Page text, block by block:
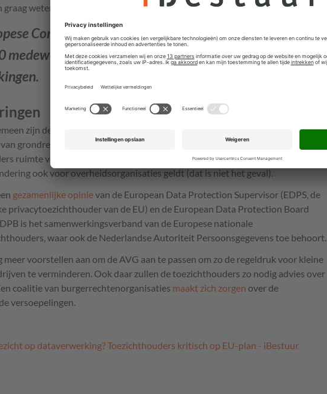
weten waarom dat getal is aangepast.
Commissie wil de grens oprekken naar organisaties
medewerkers, met een uitzondering voor hoog risico-
zijn de Europese privacytoezichthouders voor de versoepeling, zolang de
grondrechten van mensen maar niet in gevaar komt. Wel zien de
ruimte voor enkele verbeteringen. Zo blijkt nu niet duidelijk uit de tekst of de
ook voor overheidsorganisaties geldt (dat is niet het geval).
gezamenlijke opinievan de European Data Protection Supervisor (EDPS, de
privacytoezichthouder van de EU) en de European Data Protection Board
is het samenwerkingsverband van de Europese nationale
waar ook de Nederlandse Autoriteit Persoonsgegevens toe behoort.
meer voorstellen aan om de AVG aan te passen om zo de regeldruk voor kleine
te verminderen. Ook daar zullen de toezichthouders zo nodig advies over
coalitie van burgerrechtenorganisaties maakt zich zorgen over de
versoepelingen.
op dataverwerking? Toezichthouders kritisch op EU-plan - iBestuur